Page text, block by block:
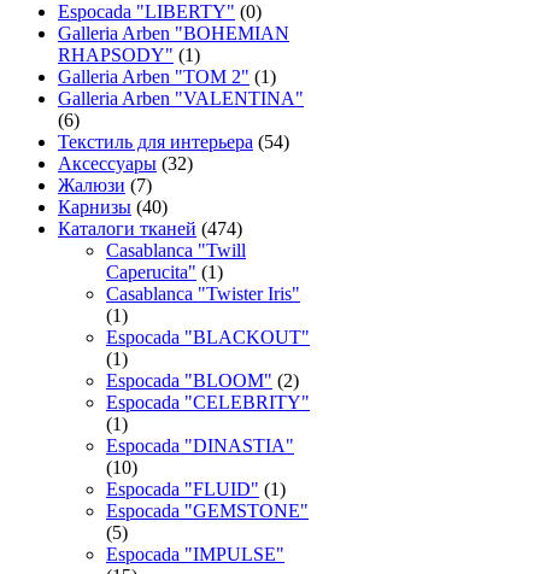
Espocada "LIBERTY" (0)
Galleria Arben "BOHEMIAN
RHAPSODY" (1)
Galleria Arben "TOM 2" (1)
Galleria Arben "VALENTINA"
(6)
Текстиль для интерьера (54)
Аксессуары (32)
Жалюзи (7)
Карнизы (40)
Каталоги тканей (474)
Casablanca "Twill
Caperucita" (1)
Casablanca "Twister Iris"
(1)
Espocada "BLACKOUT"
(1)
Espocada "BLOOM" (2)
Espocada "CELEBRITY"
(1)
Espocada "DINASTIA"
(10)
Espocada "FLUID" (1)
Espocada "GEMSTONE"
(5)
Espocada "IMPULSE"